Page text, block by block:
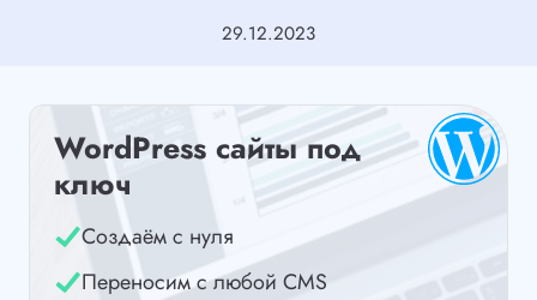
29.12.2023
WordPress сайты под
ключ
Создаём с нуля
Переносим с любой CMS